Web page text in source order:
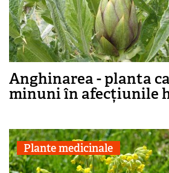
Anghinarea - planta
minuni în afecțiunile
Plante medicinale